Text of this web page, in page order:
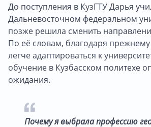
До поступления в КузГТУ Дарья
Дальневосточном федеральном
позже решила сменить
По её словам, благодаря
легче адаптироваться к
обучение в Кузбасском политехе
ожидания.
Почему я выбрала профессию